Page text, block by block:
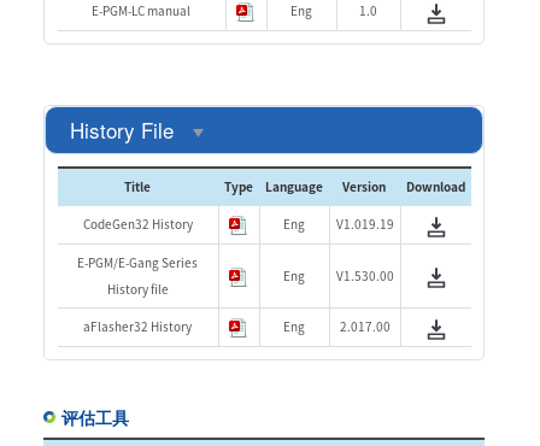
E-PGM-LC manual Eng 1.0
History File
Title Type Language Version Download
CodeGen32 History Eng V1.019.19
E-PGM/E-Gang Series
History file
Eng V1.530.00
aFlasher32 History Eng 2.017.00
评估工具